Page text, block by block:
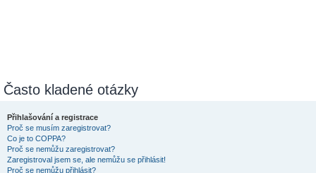
Často kladené otázky
Přihlašování a registrace
Proč se musím zaregistrovat?
Co je to COPPA?
Proč se nemůžu zaregistrovat?
Zaregistroval jsem se, ale nemůžu se přihlásit!
Proč se nemůžu přihlásit?